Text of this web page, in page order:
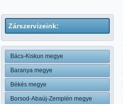
Zárszervizeink:
Bács-Kiskun megye
Baranya megye
Békés megye
Borsod-Abaúj-Zemplén megye